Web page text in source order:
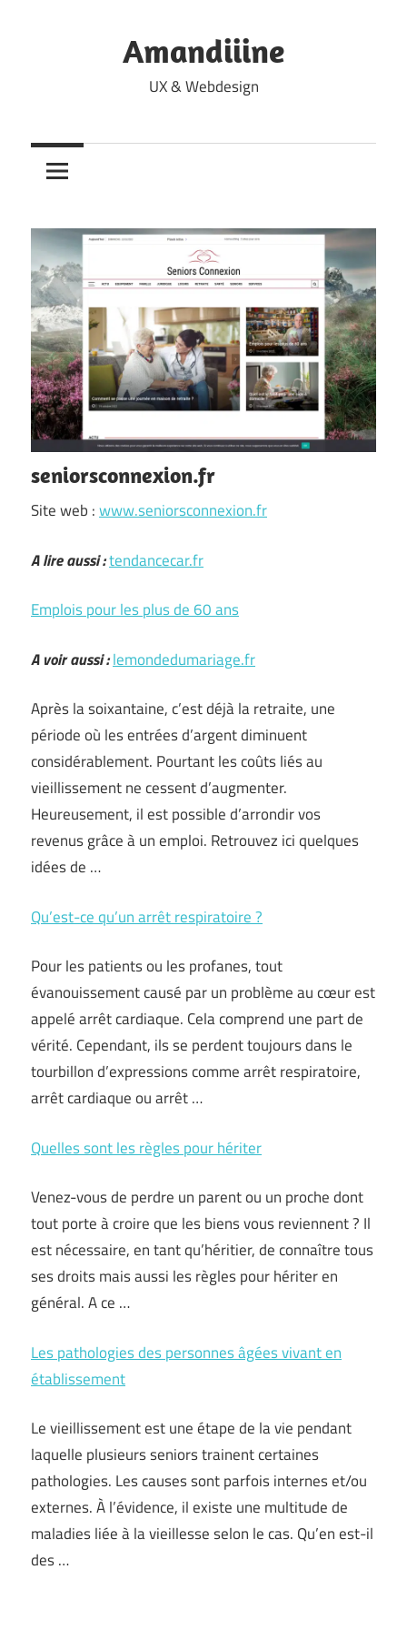
Amandiiine
UX & Webdesign
seniorsconnexion.fr
Site web :www.seniorsconnexion.fr
A lire aussi :tendancecar.fr
Emplois pour les plus de 60 ans
A voir aussi :lemondedumariage.fr
Après la soixantaine, c’est déjà la retraite, une
période où les entrées d’argent diminuent
considérablement. Pourtant les coûts liés au
vieillissement ne cessent d’augmenter.
Heureusement, il est possible d’arrondir vos
revenus grâce à un emploi. Retrouvez ici quelques
idées de …
Qu’est-ce qu’un arrêt respiratoire ?
Pour les patients ou les profanes, tout
évanouissement causé par un problème au cœur est
appelé arrêt cardiaque. Cela comprend une part de
vérité. Cependant, ils se perdent toujours dans le
tourbillon d’expressions comme arrêt respiratoire,
arrêt cardiaque ou arrêt …
Quelles sont les règles pour hériter
Venez-vous de perdre un parent ou un proche dont
tout porte à croire que les biens vous reviennent ? Il
est nécessaire, en tant qu’héritier, de connaître tous
ses droits mais aussi les règles pour hériter en
général. A ce …
Les pathologies des personnes âgées vivant en
établissement
Le vieillissement est une étape de la vie pendant
laquelle plusieurs seniors trainent certaines
pathologies. Les causes sont parfois internes et/ou
externes. À l’évidence, il existe une multitude de
maladies liée à la vieillesse selon le cas. Qu’en est-il
des …